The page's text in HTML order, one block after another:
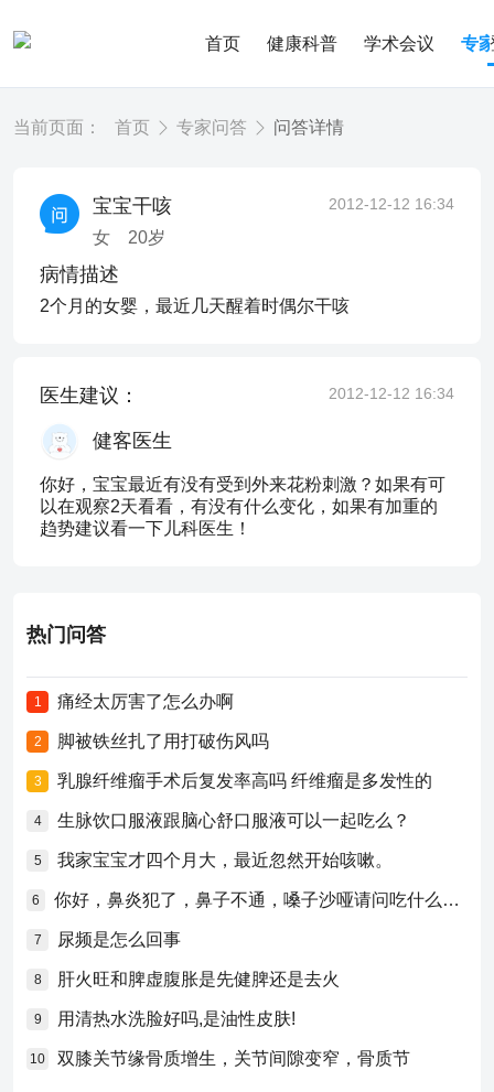
首页 健康科普 学术会议 专
当前页面： 首页 专家问答 问答详情
宝宝干咳
女 20岁
2012-12-12 16:34
病情描述
2个月的女婴，最近几天醒着时偶尔干咳
医生建议： 2012-12-12 16:34
健客医生
你好，宝宝最近有没有受到外来花粉刺激？如果有可
以在观察2天看看，有没有什么变化，如果有加重的
趋势建议看一下儿科医生！
热门问答
1 痛经太厉害了怎么办啊
2 脚被铁丝扎了用打破伤风吗
3 乳腺纤维瘤手术后复发率高吗 纤维瘤是多发性的
4 生脉饮口服液跟脑心舒口服液可以一起吃么？
5 我家宝宝才四个月大，最近忽然开始咳嗽。
6 你好，鼻炎犯了，鼻子不通，嗓子沙哑请问吃什么药比较好？
7 尿频是怎么回事
8 肝火旺和脾虚腹胀是先健脾还是去火
9 用清热水洗脸好吗,是油性皮肤!
10 双膝关节缘骨质增生，关节间隙变窄，骨质节